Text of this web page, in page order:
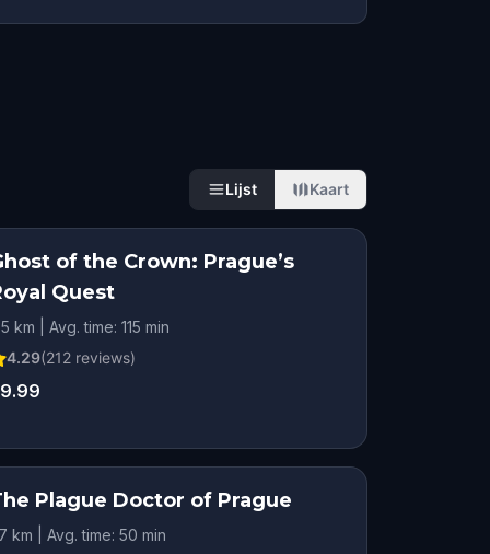
Lijst Kaart
of the Crown: Prague’s
Quest
km | Avg. time: 115 min
4.29(212 reviews)
Plague Doctor of Prague
km | Avg. time: 50 min